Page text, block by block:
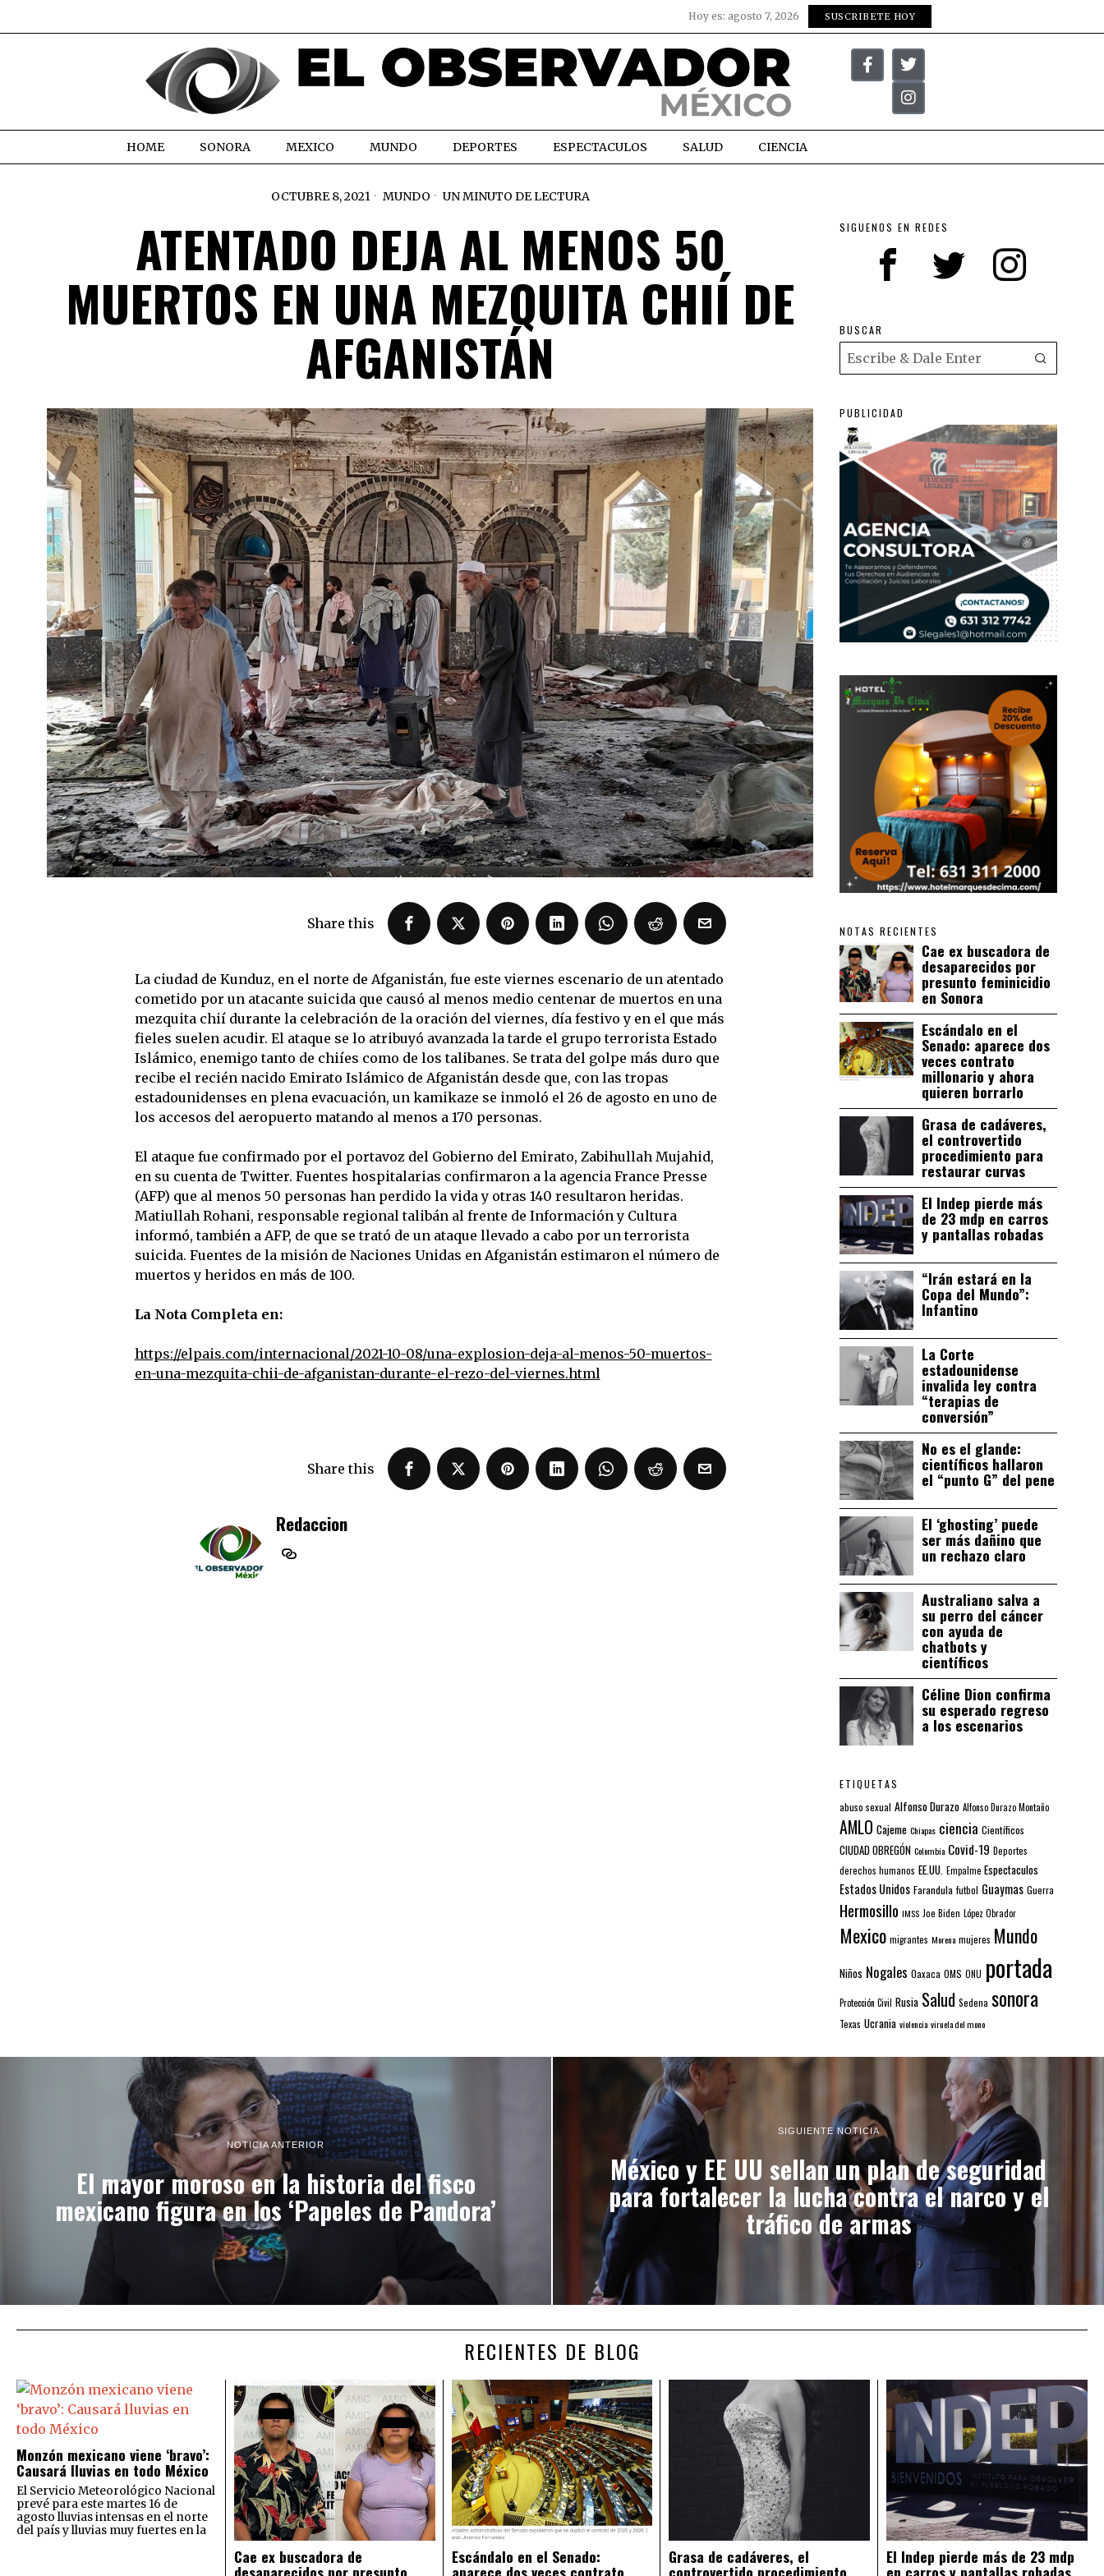
Hoy es: agosto 7, 2026 SUSCRIBETE HOY
HOME SONORA MEXICO MUNDO DEPORTES ESPECTACULOS SALUD CIENCIA
OCTUBRE 8, 2021 MUNDO UN MINUTO DE LECTURA
ATENTADO DEJA AL MENOS 50
MUERTOS EN UNA MEZQUITA CHIÍ DE
AFGANISTÁN
Share this
La ciudad de Kunduz, en el norte de Afganistán, fue este viernes escenario de un atentado
cometido por un atacante suicida que causó al menos medio centenar de muertos en una
mezquita chií durante la celebración de la oración del viernes, día festivo y en el que más
fieles suelen acudir. El ataque se lo atribuyó avanzada la tarde el grupo terrorista Estado
Islámico, enemigo tanto de chiíes como de los talibanes. Se trata del golpe más duro que
recibe el recién nacido Emirato Islámico de Afganistán desde que, con las tropas
estadounidenses en plena evacuación, un kamikaze se inmoló el 26 de agosto en uno de
los accesos del aeropuerto matando al menos a 170 personas.
El ataque fue confirmado por el portavoz del Gobierno del Emirato, Zabihullah Mujahid,
en su cuenta de Twitter. Fuentes hospitalarias confirmaron a la agencia France Presse
(AFP) que al menos 50 personas han perdido la vida y otras 140 resultaron heridas.
Matiullah Rohani, responsable regional talibán al frente de Información y Cultura
informó, también a AFP, de que se trató de un ataque llevado a cabo por un terrorista
suicida. Fuentes de la misión de Naciones Unidas en Afganistán estimaron el número de
muertos y heridos en más de 100.
La Nota Completa en:
https://elpais.com/internacional/2021-10-08/una-explosion-deja-al-menos-50-muertos-
en-una-mezquita-chii-de-afganistan-durante-el-rezo-del-viernes.html
Share this
Redaccion
SIGUENOS EN REDES
BUSCAR
PUBLICIDAD
NOTAS RECIENTES
Cae ex buscadora de
desaparecidos por
presunto feminicidio
en Sonora
Escándalo en el
Senado: aparece dos
veces contrato
millonario y ahora
quieren borrarlo
Grasa de cadáveres,
el controvertido
procedimiento para
restaurar curvas
El Indep pierde más
de 23 mdp en carros
y pantallas robadas
“Irán estará en la
Copa del Mundo”:
Infantino
La Corte
estadounidense
invalida ley contra
“terapias de
conversión”
No es el glande:
científicos hallaron
el “punto G” del pene
El ‘ghosting’ puede
ser más dañino que
un rechazo claro
Australiano salva a
su perro del cáncer
con ayuda de
chatbots y
científicos
Céline Dion confirma
su esperado regreso
a los escenarios
ETIQUETAS
abuso sexual Alfonso Durazo Alfonso Durazo Montaño
AMLO Cajeme Chiapas ciencia Científicos
CIUDAD OBREGÓN Colombia Covid-19 Deportes
derechos humanos EE.UU. Empalme Espectaculos
Estados Unidos Farandula futbol Guaymas Guerra
Hermosillo IMSS Joe Biden López Obrador
Mexico migrantes Morena mujeres Mundo
Niños Nogales Oaxaca OMS ONU portada
Protección Civil Rusia Salud Sedena sonora
Texas Ucrania violencia viruela del mono
NOTICIA ANTERIOR
El mayor moroso en la historia del fisco
mexicano figura en los ‘Papeles de Pandora’
SIGUIENTE NOTICIA
México y EE UU sellan un plan de seguridad
para fortalecer la lucha contra el narco y el
tráfico de armas
RECIENTES DE BLOG
Monzón mexicano viene ‘bravo’:
Causará lluvias en todo México
El Servicio Meteorológico Nacional
prevé para este martes 16 de
agosto lluvias intensas en el norte
del país y lluvias muy fuertes en la
Cae ex buscadora de
desaparecidos por presunto
Escándalo en el Senado:
aparece dos veces contrato
Grasa de cadáveres, el
controvertido procedimiento
El Indep pierde más de 23 mdp
en carros y pantallas robadas